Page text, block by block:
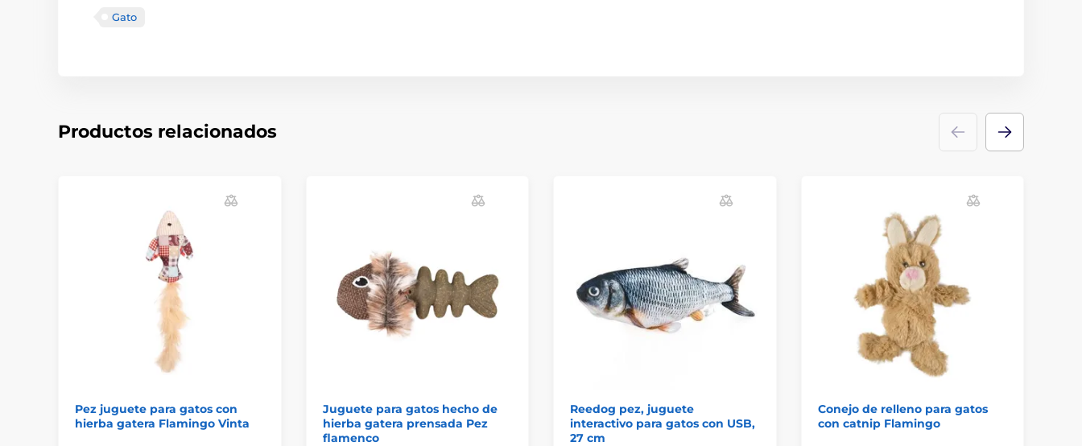
Gato
Productos relacionados
Pez juguete para gatos con
hierba gatera Flamingo Vinta
Juguete para gatos hecho de
hierba gatera prensada Pez
flamenco
Reedog pez, juguete
interactivo para gatos con USB,
27 cm
Conejo de relleno para gatos
con catnip Flamingo